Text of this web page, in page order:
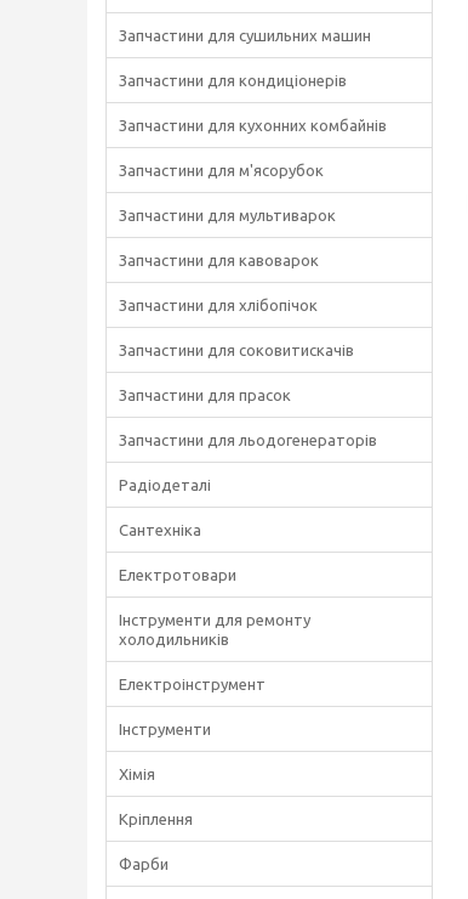
Запчастини для сушильних машин
Запчастини для кондиціонерів
Запчастини для кухонних комбайнів
Запчастини для м'ясорубок
Запчастини для мультиварок
Запчастини для кавоварок
Запчастини для хлібопічок
Запчастини для соковитискачів
Запчастини для прасок
Запчастини для льодогенераторів
Радіодеталі
Сантехніка
Електротовари
Інструменти для ремонту
холодильників
Електроінструмент
Інструменти
Хімія
Кріплення
Фарби